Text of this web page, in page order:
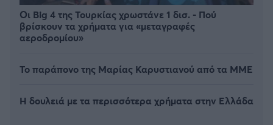
Οι Big 4 της Τουρκίας χρωστάνε 1 δισ. - Πού
βρίσκουν τα χρήματα για «μεταγραφές
αεροδρομίου»
Το παράπονο της Μαρίας Καρυστιανού από τα ΜΜΕ
Η δουλειά με τα περισσότερα χρήματα στην Ελλάδα